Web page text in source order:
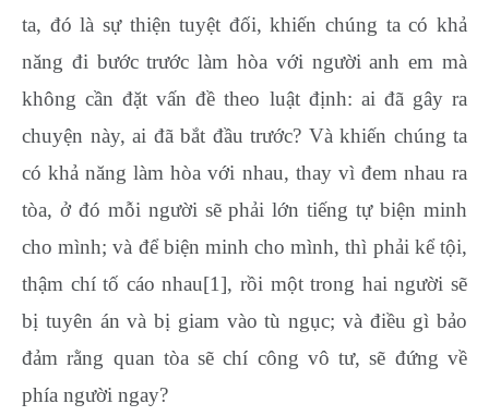
ta, đó là sự thiện tuyệt đối, khiến chúng ta có khả
năng đi bước trước làm hòa với người anh em mà
không cần đặt vấn đề theo luật định: ai đã gây ra
chuyện này, ai đã bắt đầu trước? Và khiến chúng ta
có khả năng làm hòa với nhau, thay vì đem nhau ra
tòa, ở đó mỗi người sẽ phải lớn tiếng tự biện minh
cho mình; và để biện minh cho mình, thì phải kể tội,
thậm chí tố cáo nhau[1], rồi một trong hai người sẽ
bị tuyên án và bị giam vào tù ngục; và điều gì bảo
đảm rằng quan tòa sẽ chí công vô tư, sẽ đứng về
phía người ngay?